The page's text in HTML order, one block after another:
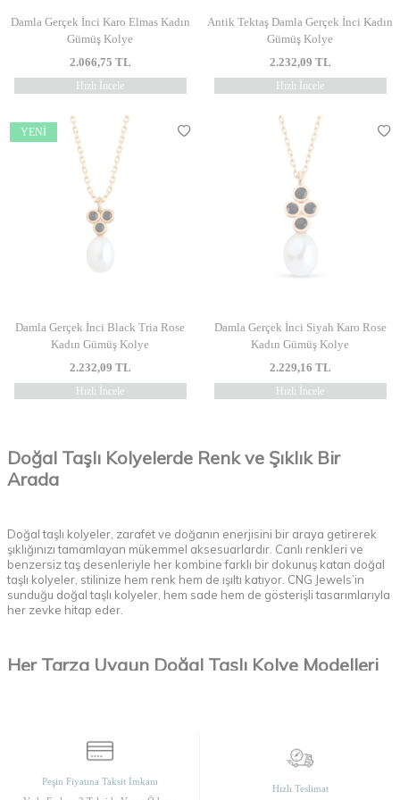
Damla Gerçek İnci Karo Elmas Kadın
Gümüş Kolye
2.066,75 TL
Hızlı İncele
Antik Tektaş Damla Gerçek İnci Kadın
Gümüş Kolye
2.232,09 TL
Hızlı İncele
YENI
Damla Gerçek İnci Black Tria Rose
Kadın Gümüş Kolye
2.232,09 TL
Hızlı İncele
Damla Gerçek İnci Siyah Karo Rose
Kadın Gümüş Kolye
2.229,16 TL
Hızlı İncele
Doğal Taşlı Kolyelerde Renk ve Şıklık Bir
Arada
Doğal taşlı kolyeler, zarafet ve doğanın enerjisini bir araya getirerek
şıklığınızı tamamlayan mükemmel aksesuarlardır. Canlı renkleri ve
benzersiz taş desenleriyle her kombine farklı bir dokunuş katan doğal
taşlı kolyeler, stilinize hem renk hem de ışıltı katıyor. CNG Jewels’in
sunduğu doğal taşlı kolyeler, hem sade hem de gösterişli tasarımlarıyla
her zevke hitap eder.
Her Tarza Uygun Doğal Taşlı Kolye Modelleri
özel bir davet için olsun, doğal taşlı kolyeler her anınıza uyum sağlar.
Farklı renk ve taş seçenekleriyle hazırlanan bu
kolyeler, her zevke
uygun modeller sunarak tarzınızı en iyi şekilde yansıtmanıza yardımcı
olur.
Peşin Fiyatına Taksit İmkanı
Hızlı Teslimat